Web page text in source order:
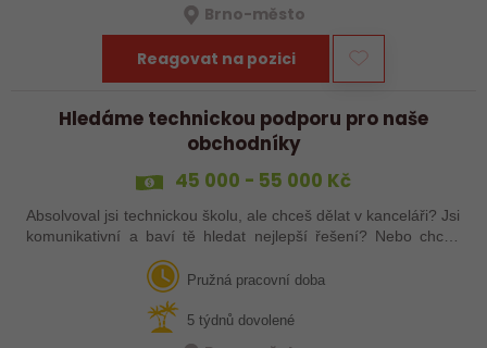
Brno-město
Reagovat na pozici
Hledáme technickou podporu pro naše
obchodníky
45 000 - 55 000 Kč
Absolvoval jsi technickou školu, ale chceš dělat v kanceláři? Jsi
komunikativní a baví tě hledat nejlepší řešení? Nebo chceš
zkombinovat techniku a obchodní administrativu? Ať je to
Pružná pracovní doba
5 týdnů dovolené